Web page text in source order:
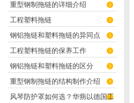
现出来的
重型钢制拖链的详细介绍
工程塑料拖链
钢铝拖链和塑料拖链的异同点
工程塑料拖链的保养工作
钢铝拖链和塑料拖链的区分
重型钢制拖链的结构制作介绍
风琴防护罩如何选？华蒴以德国工